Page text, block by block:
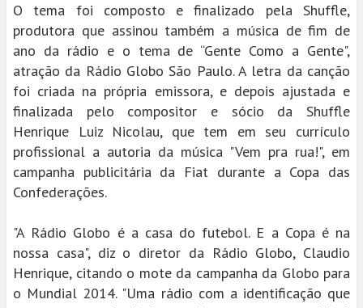
O tema foi composto e finalizado pela Shuffle,
produtora que assinou também a música de fim de
ano da rádio e o tema de “Gente Como a Gente",
atração da Rádio Globo São Paulo. A letra da canção
foi criada na própria emissora, e depois ajustada e
finalizada pelo compositor e sócio da Shuffle
Henrique Luiz Nicolau, que tem em seu currículo
profissional a autoria da música "Vem pra rua!", em
campanha publicitária da Fiat durante a Copa das
Confederações.
"A Rádio Globo é a casa do futebol. E a Copa é na
nossa casa", diz o diretor da Rádio Globo, Claudio
Henrique, citando o mote da campanha da Globo para
o Mundial 2014. "Uma rádio com a identificação que